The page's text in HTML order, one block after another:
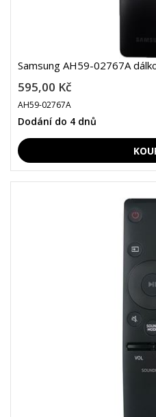
Samsung AH59-02767A
595,00 Kč
AH59-02767A
Dodání do 4 dnů